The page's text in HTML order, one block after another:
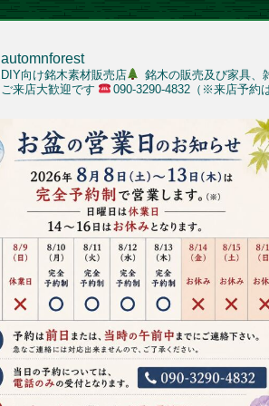
automnforest
DIY向け銘木素材販売店
銘木の販売及び家具、
ご来店大歓迎です
090-3290-4832（※来店予約